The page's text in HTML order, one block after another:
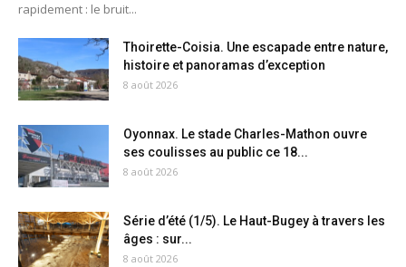
rapidement : le bruit...
Thoirette-Coisia. Une escapade entre nature,
histoire et panoramas d’exception
8 août 2026
Oyonnax. Le stade Charles-Mathon ouvre
ses coulisses au public ce 18...
8 août 2026
Série d’été (1/5). Le Haut-Bugey à travers les
âges : sur...
8 août 2026